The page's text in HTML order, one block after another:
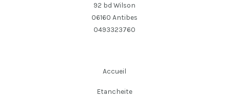
92 bd Wilson
06160 Antibes
0493323760
Accueil
Etancheite